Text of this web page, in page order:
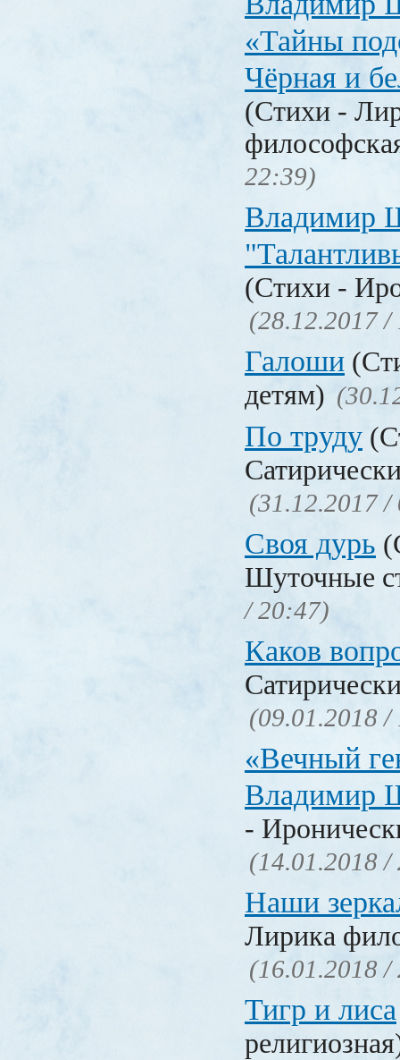
«Тайны
Чёрная и
(Стихи -
22:39)
Владимир
(Стихи -
(28.12.2017 /
Галоши
детям)
По труду
(31.12.2017 /
Своя дурь
Шуточные
/ 20:47)
Каков
(09.01.2018 /
«Вечный
Владимир
-
(14.01.2018 /
Наши
Лирика
(16.01.2018 /
Тигр и лиса